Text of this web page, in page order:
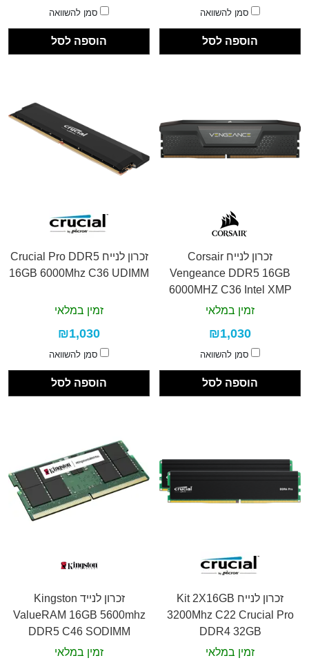
סמן להשוואה
הוספה לסל
סמן להשוואה
הוספה לסל
זכרון לנייח Corsair
Vengeance DDR5 16GB
6000MHZ C36 Intel XMP
זמין במלאי
₪1,030
סמן להשוואה
הוספה לסל
זכרון לנייח Crucial Pro DDR5
16GB 6000Mhz C36 UDIMM
זמין במלאי
₪1,030
סמן להשוואה
הוספה לסל
זכרון לנייח Kit 2X16GB
3200Mhz C22 Crucial Pro
DDR4 32GB
זמין במלאי
זכרון לנייד Kingston
ValueRAM 16GB 5600mhz
DDR5 C46 SODIMM
זמין במלאי